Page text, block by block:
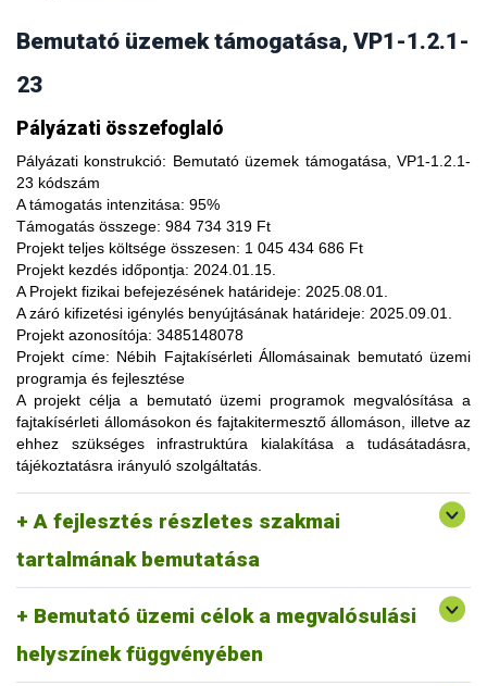
Bemutató üzemek támogatása, VP1-1.2.1-
23
Pályázati összefoglaló
Pályázati konstrukció: Bemutató üzemek támogatása, VP1-1.2.1-
23 kódszám
A támogatás intenzitása: 95%
Támogatás összege: 984 734 319 Ft
Projekt teljes költsége összesen: 1 045 434 686 Ft
Projekt kezdés időpontja: 2024.01.15.
A Projekt fizikai befejezésének határideje: 2025.08.01.
A záró kifizetési igénylés benyújtásának határideje: 2025.09.01.
Projekt azonosítója: 3485148078
Projekt címe: Nébih Fajtakísérleti Állomásainak bemutató üzemi
programja és fejlesztése
A projekt céljaa bemutató üzemi programok megvalósítása a
fajtakísérleti állomásokon és fajtakitermesztő állomáson, illetve az
ehhez szükséges infrastruktúra kialakítása a tudásátadásra,
tájékoztatásra irányuló szolgáltatás.
A fejlesztés részletes szakmai
tartalmának bemutatása
A fajtakísérleti és fajtakitermesztési állomások
modernizálásával, olyan növényfajta kísérleteket lehet
végezni, melyekkel limitálhatóak a mezőgazdasági termesztés
bizonytalanságából adódó negatív hatások, növelhető a
termésbiztonság, valamint a növényi kórokozókkal, kártevőkkel
szembeni ellenálló képesség. A fajtakísérlet során megszerzett
tapasztalatok átadása az agrárgazdaság szereplői részére egy
olyan, a hagyományostól eltérő jellegű tudás megszerzési
lehetőség, amelynek során a résztvevők elsősorban
gyakorlatorientált ismeretanyaggal, tapasztalatokkal
gazdagodhatnak, a fajtahasználaton túl, az aktuális termelési
eljárások és gazdaságszervezési minták alkalmazása
tekintetében. A gazdálkodók olyan innovatív ismereteket,
növénykultúrákat (fajtákat), környezetvédelmi megoldásokat
ismerhetnek meg, amelyek alkalmazása révén
optimalizálhatják a termelést, csökkenthetik a szennyezőanyag
kibocsátást, valamint eredményesen alkalmazkodhatnak a
állomáson (Tordas, Pölöske, Székkutas, Monorierdő)
valósulna meg bemutató üzemi program.
Bemutató üzemi célok a megvalósulási
helyszínek függvényében
Tordas
kertészeti (zöldség, gyümölcs) fajok, szántóföldi
és üvegházi termesztési körülmények, ökológiai
gazdálkodásra alkalmas fajták vizsgálata
Pölöske
kertészeti (gyümölcs) fajok
Székkutas
szántóföldi fajok vizsgálata
Monorierdő erdészeti fajok vizsgálata, fajtakitermesztés